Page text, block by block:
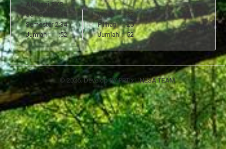
Alokasi SKS
Semester 1
18
Semester 2:34
Jumlah
:52
Wajib : 32
Pilihan :20
Jumlah :52
© 2026. Develop BY PPTIx UNESA TEAM